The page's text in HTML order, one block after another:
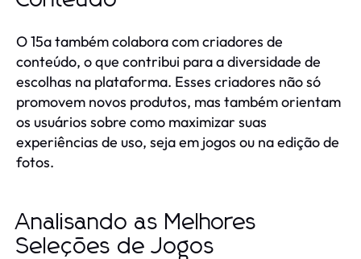
O 15a também colabora com criadores de
conteúdo, o que contribui para a diversidade de
escolhas na plataforma. Esses criadores não só
promovem novos produtos, mas também orientam
os usuários sobre como maximizar suas
experiências de uso, seja em jogos ou na edição de
fotos.
Analisando as Melhores
Seleções de Jogos